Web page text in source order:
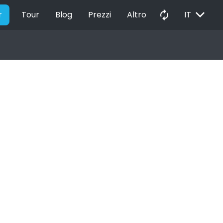
Tour Blog Prezzi Altro autorenew IT EXPAND_MORE